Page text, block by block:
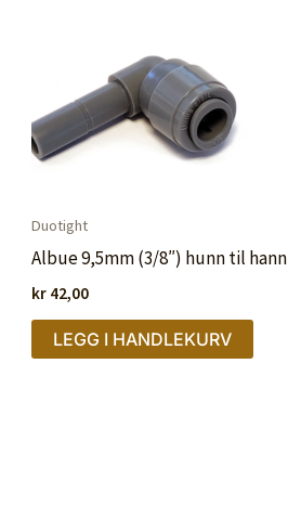
Duotight
Albue 9,5mm (3/8″) hunn til hann
kr 42,00
LEGG I HANDLEKURV